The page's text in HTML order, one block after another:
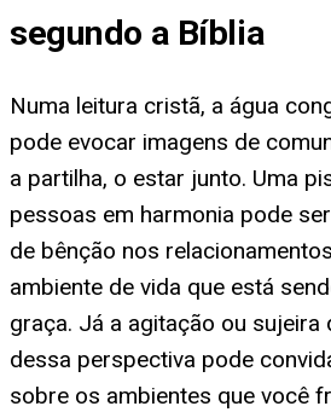
segundo a Bíblia
Numa leitura cristã, a água
pode evocar imagens de
a partilha, o estar junto. Uma
pessoas em harmonia pode
de bênção nos
ambiente de vida que está
graça. Já a agitação ou sujeira
dessa perspectiva pode
sobre os ambientes que você